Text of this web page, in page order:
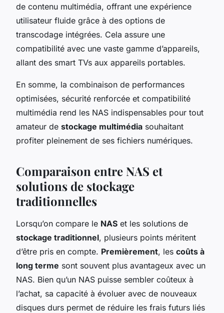
de contenu multimédia, offrant une expérience
utilisateur fluide grâce à des options de
transcodage intégrées. Cela assure une
compatibilité avec une vaste gamme d’appareils,
allant des smart TVs aux appareils portables.
En somme, la combinaison de performances
optimisées, sécurité renforcée et compatibilité
multimédia rend les NAS indispensables pour tout
amateur de stockage multimédia souhaitant
profiter pleinement de ses fichiers numériques.
Comparaison entre NAS et
solutions de stockage
traditionnelles
Lorsqu’on compare le NAS et les solutions de
stockage traditionnel, plusieurs points méritent
d’être pris en compte. Premièrement, les coûts à
long terme sont souvent plus avantageux avec un
NAS. Bien qu’un NAS puisse sembler coûteux à
l’achat, sa capacité à évoluer avec de nouveaux
disques durs permet de réduire les frais futurs liés